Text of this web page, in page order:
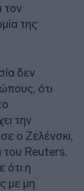
τον
της
δεν
ότι
την
ο Ζελένσκι,
του Reuters,
ότι η
με μη